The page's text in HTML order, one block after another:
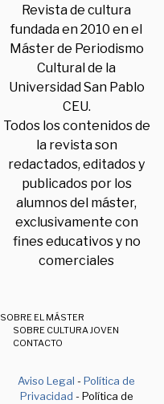
Revista de cultura
fundada en 2010 en el
Máster de Periodismo
Cultural de la
Universidad San Pablo
CEU.
Todos los contenidos de
la revista son
redactados, editados y
publicados por los
alumnos del máster,
exclusivamente con
fines educativos y no
comerciales
SOBRE EL MÁSTER
SOBRE CULTURA JOVEN
CONTACTO
Aviso Legal -Política de
Privacidad - Política de